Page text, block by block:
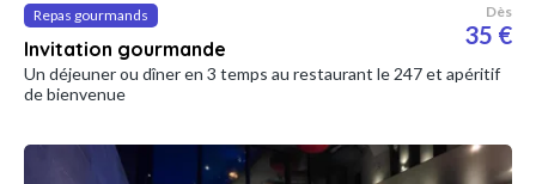
Repas gourmands
Invitation gourmande
Dès
35 €
Un déjeuner ou dîner en 3 temps au restaurant le 247 et apéritif
de bienvenue